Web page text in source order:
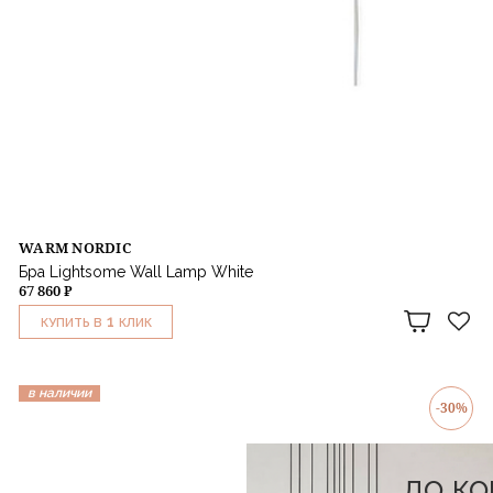
WARM NORDIC
Бра Lightsome Wall Lamp White
67 860 ₽
КУПИТЬ В 1 КЛИК
в наличии
-30%